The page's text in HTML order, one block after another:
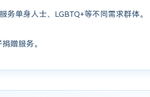
务单身人士、LGBTQ+等不同需求群体。
赠服务。